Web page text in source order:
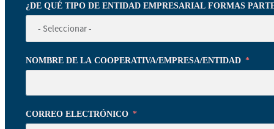
¿DE QUÉ TIPO DE ENTIDAD EMPRESARIAL FORMAS
NOMBRE DE LA COOPERATIVA/EMPRESA/ENTIDAD
CORREO ELECTRÓNICO